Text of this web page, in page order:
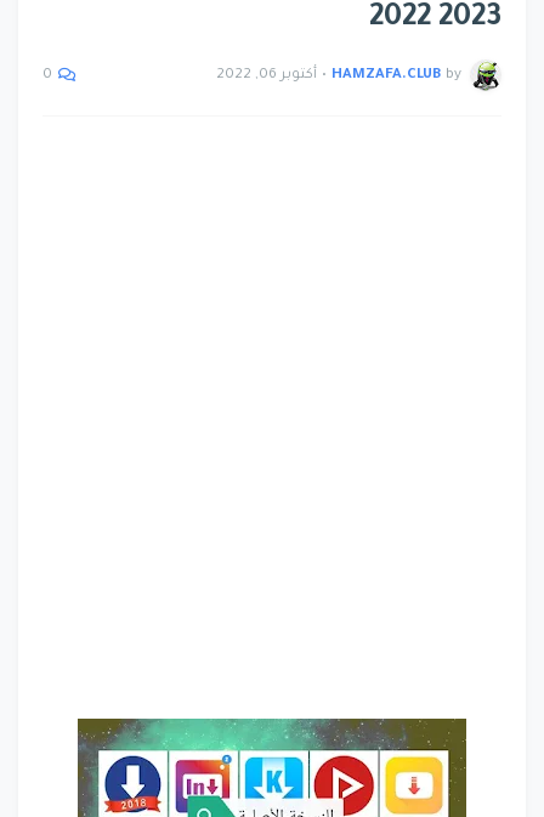
2022 2023
by
HAMZAFA.CLUB
• أكتوبر 06, 2022 0